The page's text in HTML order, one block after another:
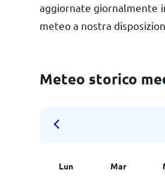
aggiornate giornalmente
meteo a nostra
Meteo storico
Lun Mar